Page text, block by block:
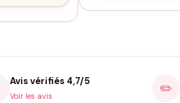
Avis vérifiés 4,7/5
Voir les avis ✏️